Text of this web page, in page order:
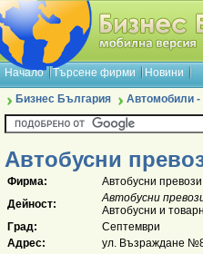
Начало Търсене фирми Новини
Бизнес България Автомобили -
Автобусни
Фирма:
Автобусни
Дейност:
Автобусни
Автобусни и
Град:
Септември
Адрес:
ул. Възраждане